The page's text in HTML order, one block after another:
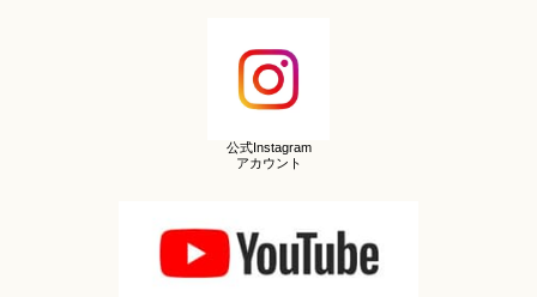
公式Instagram
アカウント